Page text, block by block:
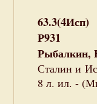
63.3(4Исп)
Р931
Рыбалкин,
Сталин и
8 л. ил. -